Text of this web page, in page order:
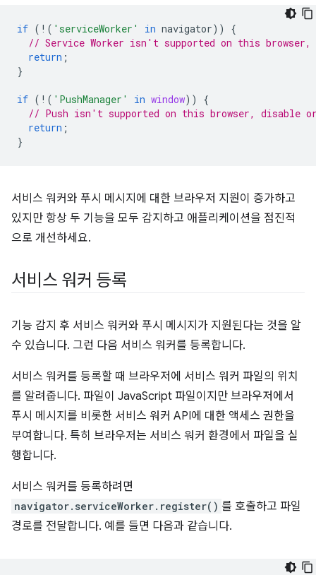
if ( ! ( 'serviceWorker' in navigator))
{
// Service Worker isn't supported on this
return ;
}
if ( ! ( 'PushManager' in window))
{
// Push isn't supported on this browser, disable
return ;
}
서비스 워커와 푸시 메시지에 대한 브라우저 지원이 증가하고
있지만 항상 두 기능을 모두 감지하고 애플리케이션을 점진적
으로 개선하세요.
서비스 워커 등록
기능 감지 후 서비스 워커와 푸시 메시지가 지원된다는 것을 알
수 있습니다. 그런 다음 서비스 워커를 등록합니다.
서비스 워커를 등록할 때 브라우저에 서비스 워커 파일의 위치
를 알려줍니다. 파일이 JavaScript 파일이지만 브라우저에서
푸시 메시지를 비롯한 서비스 워커 API에 대한 액세스 권한을
부여합니다. 특히 브라우저는 서비스 워커 환경에서 파일을 실
행합니다.
서비스 워커를 등록하려면
navigator.serviceWorker.register() 를 호출하고 파일
경로를 전달합니다. 예를 들면 다음과 같습니다.